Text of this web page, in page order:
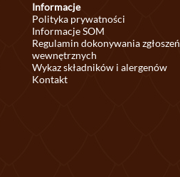
Informacje
Polityka prywatności
Informacje SOM
Regulamin dokonywania zgłoszeń
wewnętrznych
Wykaz składników i alergenów
Kontakt